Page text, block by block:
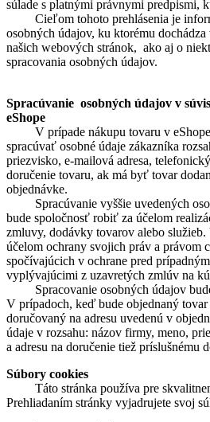
súlade s platnými právnymi predpismi,
Cieľom tohoto prehlásenia je
osobných údajov, ku ktorému
našich webových stránok, ako aj o
spracovania osobných údajov.
Spracúvanie osobných údajov v
eShope
V prípade nákupu tovaru v eShope
spracúvať osobné údaje zákazníka
priezvisko, e-mailová adresa,
doručenie tovaru, ak má byť tovar
objednávke.
Spracúvanie vyššie uvedených
bude spoločnosť robiť za účelom
zmluvy, dodávky tovarov alebo služieb.
účelom ochrany svojich práv a právom
spočívajúcich v ochrane pred
vyplývajúcimi z uzavretých zmlúv na
Spracovanie osobných údajov
V prípadoch, keď bude objednaný
doručovaný na adresu uvedenú v
údaje v rozsahu: názov firmy, meno,
a adresu na doručenie tiež príslušnému
Súbory cookies
Táto stránka používa pre
Prehliadaním stránky vyjadrujete svoj